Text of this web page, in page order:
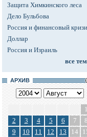
Защита Химкинского леса
Дело Бульбова
Россия и финансовый
Доллар
Россия и Израиль
все
АРХИВ
1
2
3 4 5 6 7
8
9
10 11 12 13 14